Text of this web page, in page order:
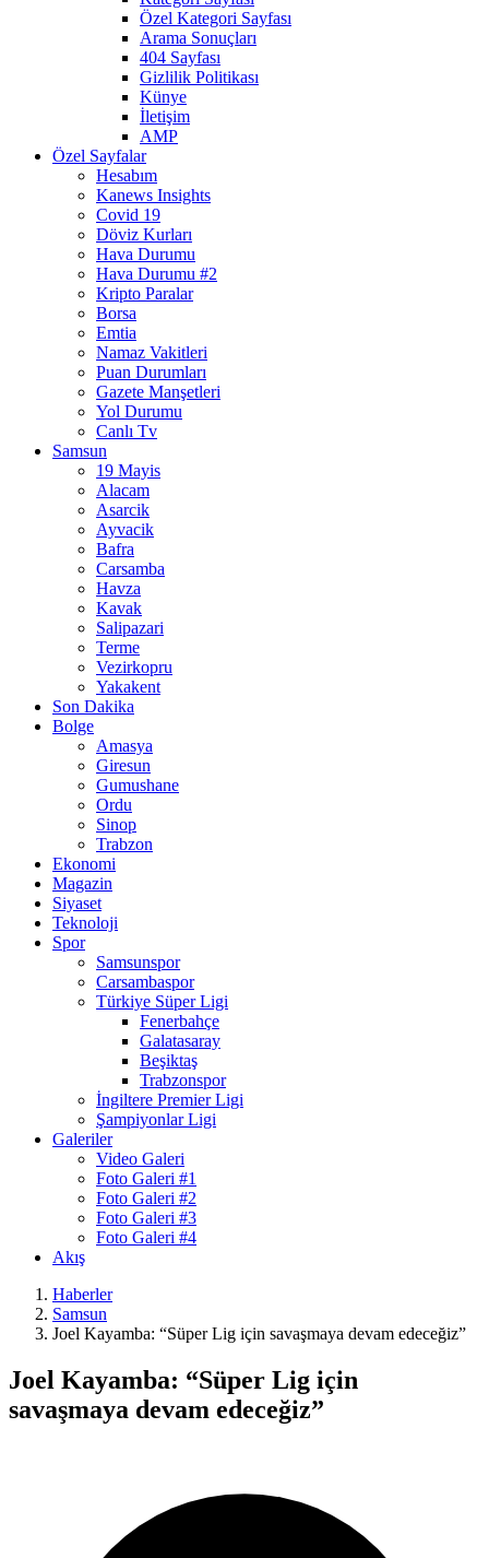
Özel Kategori Sayfası
Arama Sonuçları
404 Sayfası
Gizlilik Politikası
Künye
İletişim
AMP
Özel Sayfalar
Hesabım
Kanews Insights
Covid 19
Döviz Kurları
Hava Durumu
Hava Durumu #2
Kripto Paralar
Borsa
Emtia
Namaz Vakitleri
Puan Durumları
Gazete Manşetleri
Yol Durumu
Canlı Tv
Samsun
19 Mayis
Alacam
Asarcik
Ayvacik
Bafra
Carsamba
Havza
Kavak
Salipazari
Terme
Vezirkopru
Yakakent
Son Dakika
Bolge
Amasya
Giresun
Gumushane
Ordu
Sinop
Trabzon
Ekonomi
Magazin
Siyaset
Teknoloji
Spor
Samsunspor
Carsambaspor
Türkiye Süper Ligi
Fenerbahçe
Galatasaray
Beşiktaş
Trabzonspor
İngiltere Premier Ligi
Şampiyonlar Ligi
Galeriler
Video Galeri
Foto Galeri #1
Foto Galeri #2
Foto Galeri #3
Foto Galeri #4
Akış
Haberler
Samsun
Joel Kayamba: “Süper Lig için savaşmaya devam edeceğiz”
Joel Kayamba: “Süper Lig için
savaşmaya devam edeceğiz”